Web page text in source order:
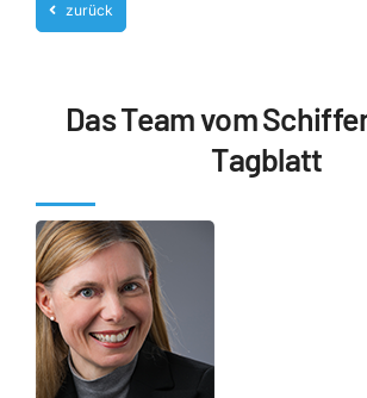
Blog
Service
Jetzt abonnieren
Kontakt
zurück
Das Team vom
Tagblatt